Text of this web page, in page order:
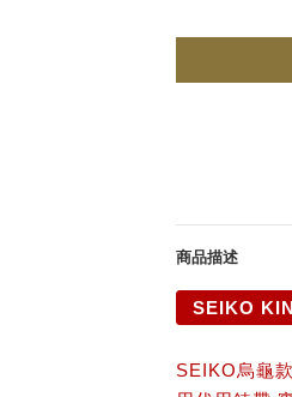
商品描述
SEIKO
SEIKO烏龜